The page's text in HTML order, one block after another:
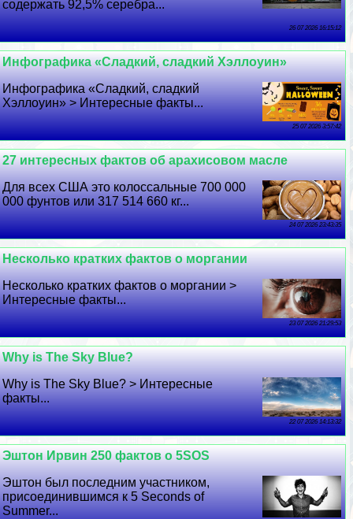
содержать 92,5% серебра...
26 07 2026 16:15:12
Инфографика «Сладкий, сладкий Хэллоуин»
Инфографика «Сладкий, сладкий
Хэллоуин» > Интересные факты...
25 07 2026 3:57:42
27 интересных фактов об арахисовом масле
Для всех США это колоссальные 700 000
000 фунтов или 317 514 660 кг...
24 07 2026 23:43:35
Несколько кратких фактов о моргании
Несколько кратких фактов о моргании >
Интересные факты...
23 07 2026 21:29:53
Why is The Sky Blue?
Why is The Sky Blue? > Интересные
факты...
22 07 2026 14:13:32
Эштон Ирвин 250 фактов о 5SOS
Эштон был последним участником,
присоединившимся к 5 Seconds of
Summer...